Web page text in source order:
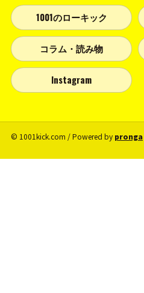
1001のローキック
コラム・読み物
Instagram
© 1001kick.com / Powered by pronga